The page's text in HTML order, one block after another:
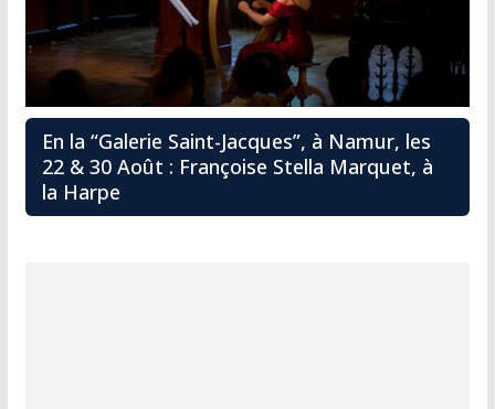
En la “Galerie Saint-Jacques”, à Namur, les
22 & 30 Août : Françoise Stella Marquet, à
la Harpe